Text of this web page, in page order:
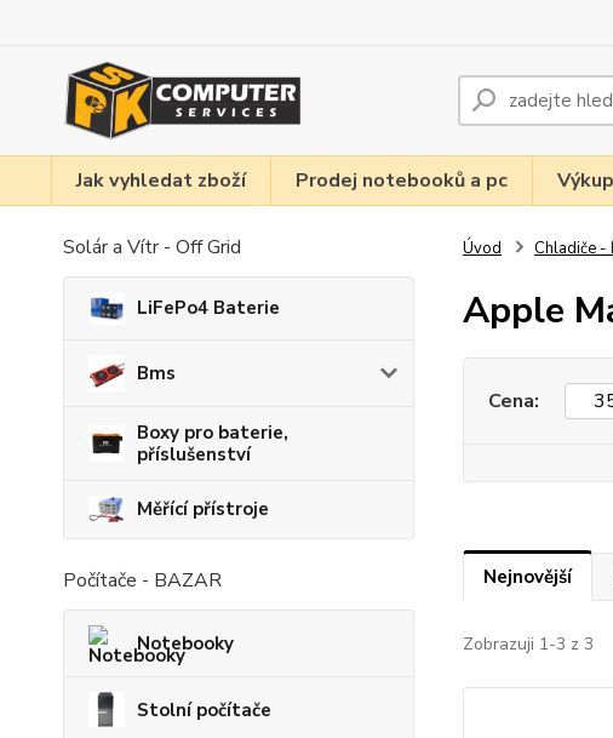
Jak vyhledat zboží Prodej notebooků a pc
Solár a Vítr - Off Grid
LiFePo4 Baterie
Bms
Boxy pro baterie,
příslušenství
Měřící přístroje
Počítače - BAZAR
Notebooky
Stolní počítače
Úvod Chladiče -
Apple
Cena:
Nejnovější
Zobrazuji 1-3 z 3